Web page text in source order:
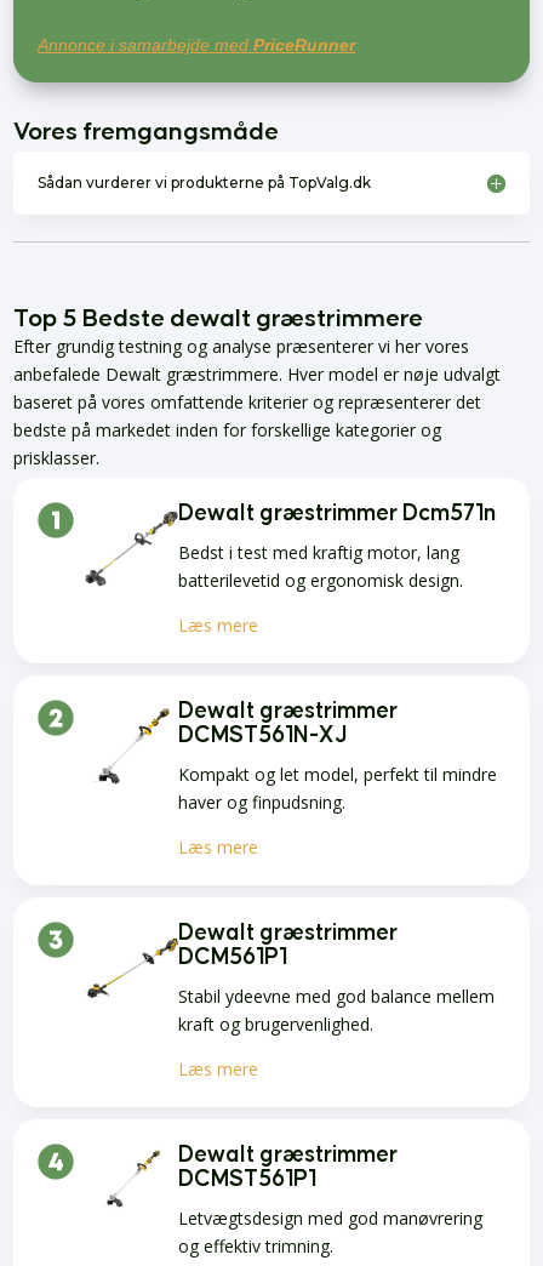
Annonce i samarbejde medPriceRunner
Vores fremgangsmåde
Sådan vurderer vi produkterne på TopValg.dk
Top 5 Bedste dewalt græstrimmere
Efter grundig testning og analyse præsenterer vi her vores
anbefalede Dewalt græstrimmere. Hver model er nøje udvalgt
baseret på vores omfattende kriterier og repræsenterer det
bedste på markedet inden for forskellige kategorier og
prisklasser.
Dewalt græstrimmer Dcm571n
Bedst i test med kraftig motor, lang
batterilevetid og ergonomisk design.
Læs mere
Dewalt græstrimmer
DCMST561N-XJ
Kompakt og let model, perfekt til mindre
haver og finpudsning.
Læs mere
Dewalt græstrimmer
DCM561P1
Stabil ydeevne med god balance mellem
kraft og brugervenlighed.
Læs mere
Dewalt græstrimmer
DCMST561P1
Letvægtsdesign med god manøvrering
og effektiv trimning.